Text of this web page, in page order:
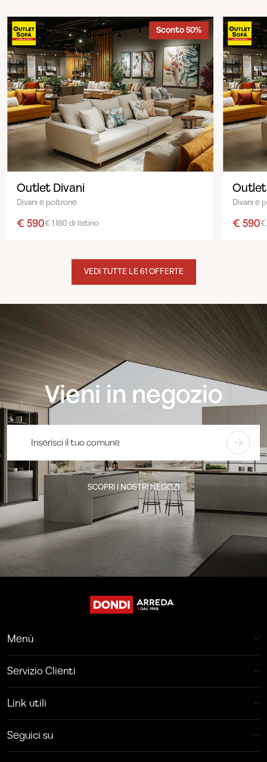
Sconto 50%
Outlet Divani
Divani e poltrone
€ 590€ 1.180 di listino
Divani e
€ 590€
VEDI TUTTE LE 61 OFFERTE
Vieni in negozio
SCOPRI I NOSTRI NEGOZI
Menù
Servizio Clienti
Link utili
Seguici su